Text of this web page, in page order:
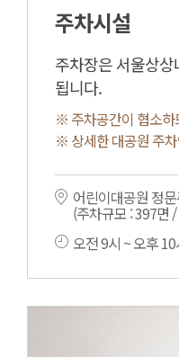
주차시설
주차장은 서울상
됩니다.
※ 주차공간이 협소하
※ 상세한 대공원 주
어린이대공원 정
(주차규모 : 397면
오전 9시 ~ 오후